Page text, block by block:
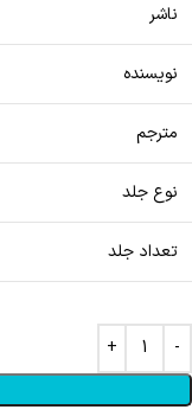
ناشر
نویسنده
مترجم
نوع جلد
تعداد جلد